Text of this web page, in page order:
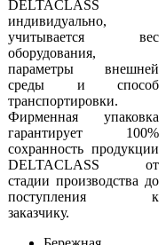
DELTACLASS
индивидуально,
учитывается вес
оборудования,
параметры внешней
среды и способ
транспортировки.
Фирменная упаковка
гарантирует 100%
сохранность продукции
DELTACLASS от
стадии производства до
поступления к
заказчику.